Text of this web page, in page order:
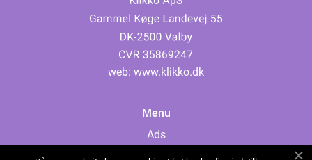
web: www.klikko.dk
Menu
Ads